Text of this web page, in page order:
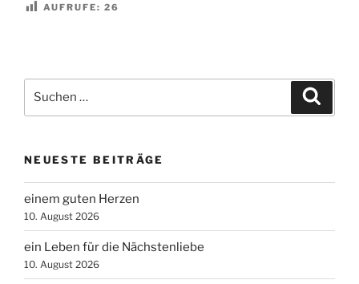
AUFRUFE: 26
nach:
NEUESTE BEITRÄGE
einem guten Herzen
10. August 2026
ein Leben für die Nächstenliebe
10. August 2026